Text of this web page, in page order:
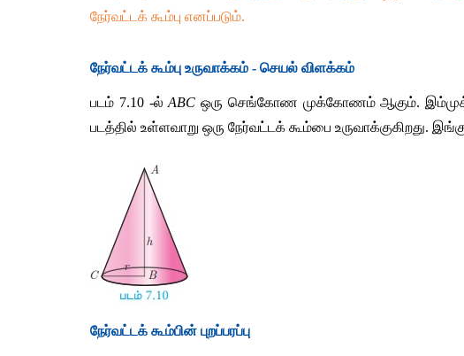
நேர்வட்டக் கூம்பு எனப்படும்.
நேர்வட்டக் கூம்பு உருவாக்கம் - செயல் விளக்கம்
படம் 7.10 -ல் ABC ஒரு செங்கோண முக்கோணம் ஆகும்.
படத்தில் உள்ளவாறு ஒரு நேர்வட்டக் கூம்பை உருவாக்குகிறது.
நேர்வட்டக் கூம்பின் புறப்பரப்பு